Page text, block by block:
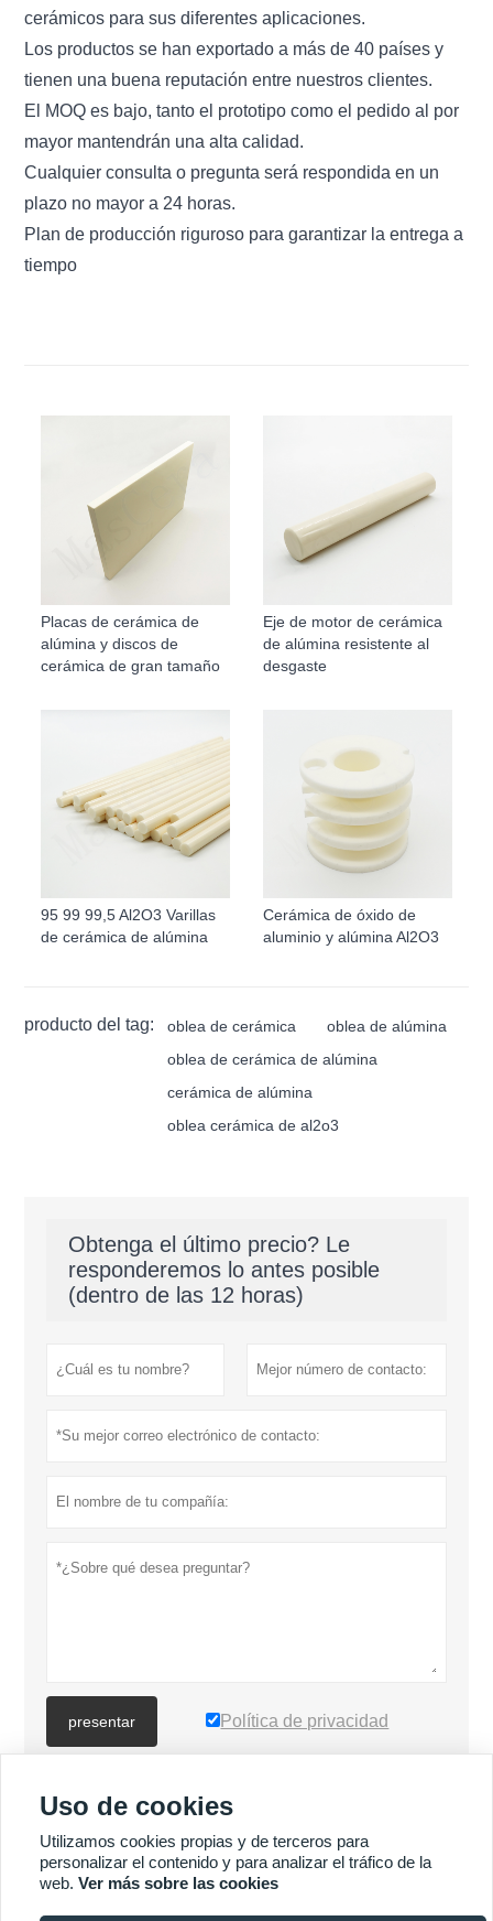
cerámicos para sus diferentes aplicaciones.
Los productos se han exportado a más de 40 países y
tienen una buena reputación entre nuestros clientes.
El MOQ es bajo, tanto el prototipo como el pedido al por
mayor mantendrán una alta calidad.
Cualquier consulta o pregunta será respondida en un
plazo no mayor a 24 horas.
Plan de producción riguroso para garantizar la entrega a
tiempo
Placas de cerámica de
alúmina y discos de
cerámica de gran tamaño
Eje de motor de cerámica
de alúmina resistente al
desgaste
95 99 99,5 Al2O3 Varillas
de cerámica de alúmina
Cerámica de óxido de
aluminio y alúmina Al2O3
producto del tag: oblea de cerámica
oblea de alúmina
oblea de cerámica de alúmina
cerámica de alúmina
oblea cerámica de al2o3
Obtenga el último precio? Le
responderemos lo antes posible
(dentro de las 12 horas)
presentar Política de privacidad
MÁS PRODUCTOS
MÁS SERVICIOS
Uso de cookies
Utilizamos cookies propias y de terceros para
personalizar el contenido y para analizar el tráfico de la
web. Ver más sobre las cookies